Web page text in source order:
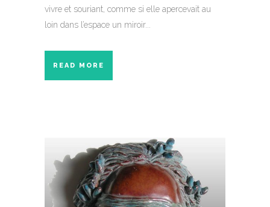
vivre et souriant, comme si elle apercevait au
loin dans l’espace un miroir...
READ MORE